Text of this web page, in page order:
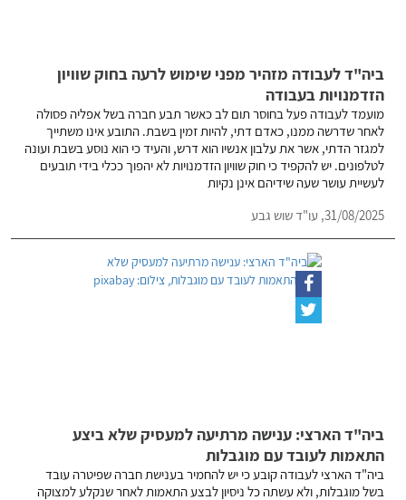
ביה"ד לעבודה מזהיר מפני שימוש לרעה בחוק שוויון
הזדמנויות בעבודה
מועמד לעבודה פעל בחוסר תום לב כאשר תבע חברה בשל אפליה פסולה
לאחר שדרשה ממנו, כאדם דתי, להיות זמין בשבת. התובע אינו משתייך
למגזר הדתי, אשר את עלבון אנשיו הוא דרש, והעיד כי הוא נוסע בשבת ועונה
לטלפונים. יש להקפיד כי חוק שוויון הזדמנויות לא יהפוך ככלי בידי תובעים
לעשיית עושר שעה שידיהם אינן נקיות
31/08/2025, עו"ד שוש גבע
ביה"ד הארצי: ענישה מרתיעה למעסיק שלא ביצע
התאמות לעובד עם מוגבלות
ביה"ד הארצי לעבודה קובע כי יש להחמיר בענישת חברה שפיטרה עובד
בשל מוגבלות, ולא עשתה כל ניסיון לבצע התאמות לאחר שנקלע למצוקה